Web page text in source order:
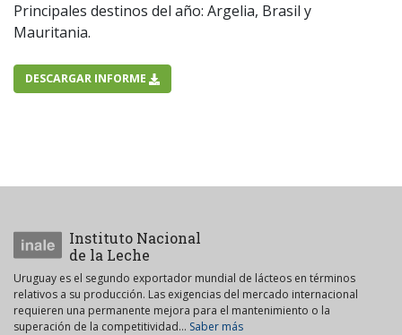
Principales destinos del año: Argelia, Brasil y
Mauritania.
DESCARGAR INFORME
Instituto Nacional
de la Leche
Uruguay es el segundo exportador mundial de lácteos en términos
relativos a su producción. Las exigencias del mercado internacional
requieren una permanente mejora para el mantenimiento o la
superación de la competitividad... Saber más